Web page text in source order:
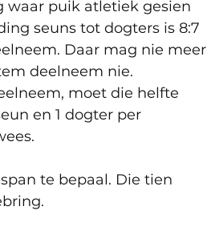
waar puik atletiek gesien
seuns tot dogters is 8:7
Daar mag nie meer
deelneem nie.
moet die helfte
en 1 dogter per
te bepaal. Die tien